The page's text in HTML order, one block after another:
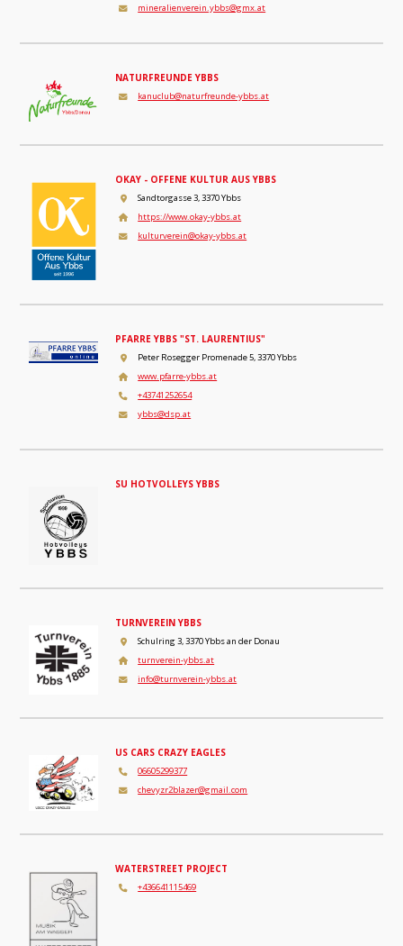
mineralienverein.ybbs@gmx.at
NATURFREUNDE YBBS
kanuclub@naturfreunde-ybbs.at
OKAY - OFFENE KULTUR AUS YBBS
Sandtorgasse 3, 3370 Ybbs
https://www.okay-ybbs.at
kulturverein@okay-ybbs.at
PFARRE YBBS "ST. LAURENTIUS"
Peter Rosegger Promenade 5, 3370 Ybbs
www.pfarre-ybbs.at
+43741252654
ybbs@dsp.at
SU HOTVOLLEYS YBBS
TURNVEREIN YBBS
Schulring 3, 3370 Ybbs an der Donau
turnverein-ybbs.at
info@turnverein-ybbs.at
US CARS CRAZY EAGLES
06605299377
chevyzr2blazer@gmail.com
WATERSTREET PROJECT
‭+436641115469‬